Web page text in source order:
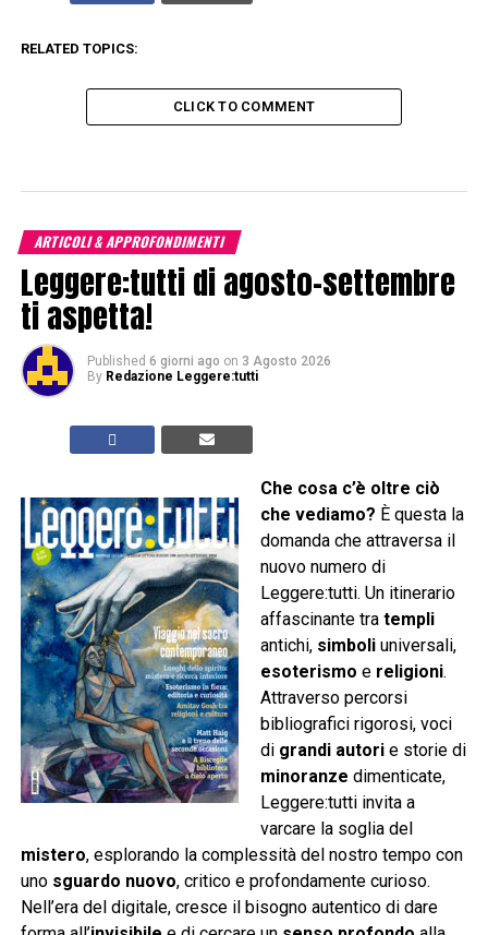
RELATED TOPICS:
CLICK TO COMMENT
ARTICOLI & APPROFONDIMENTI
Leggere:tutti di agosto-settembre
ti aspetta!
Published 6 giorni ago on 3 Agosto 2026
By Redazione Leggere:tutti
Che cosa c’è oltre ciò
che vediamo? È questa la
domanda che attraversa il
nuovo numero di
Leggere:tutti. Un itinerario
affascinante tra templi
antichi, simboliuniversali,
esoterismo e religioni.
Attraverso percorsi
bibliografici rigorosi, voci
di grandi autorie storie di
minoranze dimenticate,
Leggere:tutti invita a
varcare la soglia del
mistero, esplorando la complessità del nostro tempo con
uno sguardo nuovo, critico e profondamente curioso.
Nell’era del digitale, cresce il bisogno autentico di dare